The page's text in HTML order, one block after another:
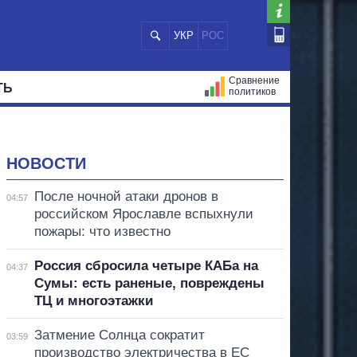
УКР РОС
Сравнение
политиков
НОВОСТИ
04:57
После ночной атаки дронов в
российском Ярославле вспыхнули
пожары: что известно
04:37
Россия сбросила четыре КАБа на
Сумы: есть раненые, повреждены
ТЦ и многоэтажки
03:59
Затмение Солнца сократит
производство электричества в ЕС